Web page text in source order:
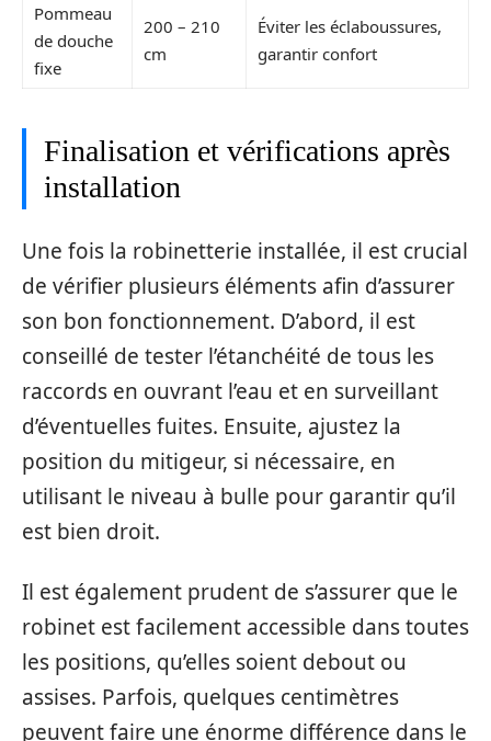
Pommeau
de douche
fixe
200 – 210
cm
Éviter les éclaboussures,
garantir confort
Finalisation et vérifications après
installation
Une fois la robinetterie installée, il est crucial
de vérifier plusieurs éléments afin d’assurer
son bon fonctionnement. D’abord, il est
conseillé de tester l’étanchéité de tous les
raccords en ouvrant l’eau et en surveillant
d’éventuelles fuites. Ensuite, ajustez la
position du mitigeur, si nécessaire, en
utilisant le niveau à bulle pour garantir qu’il
est bien droit.
Il est également prudent de s’assurer que le
robinet est facilement accessible dans toutes
les positions, qu’elles soient debout ou
assises. Parfois, quelques centimètres
peuvent faire une énorme différence dans le